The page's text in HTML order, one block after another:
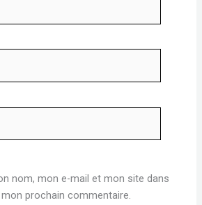
nom, mon e-mail et mon site dans
prochain commentaire.